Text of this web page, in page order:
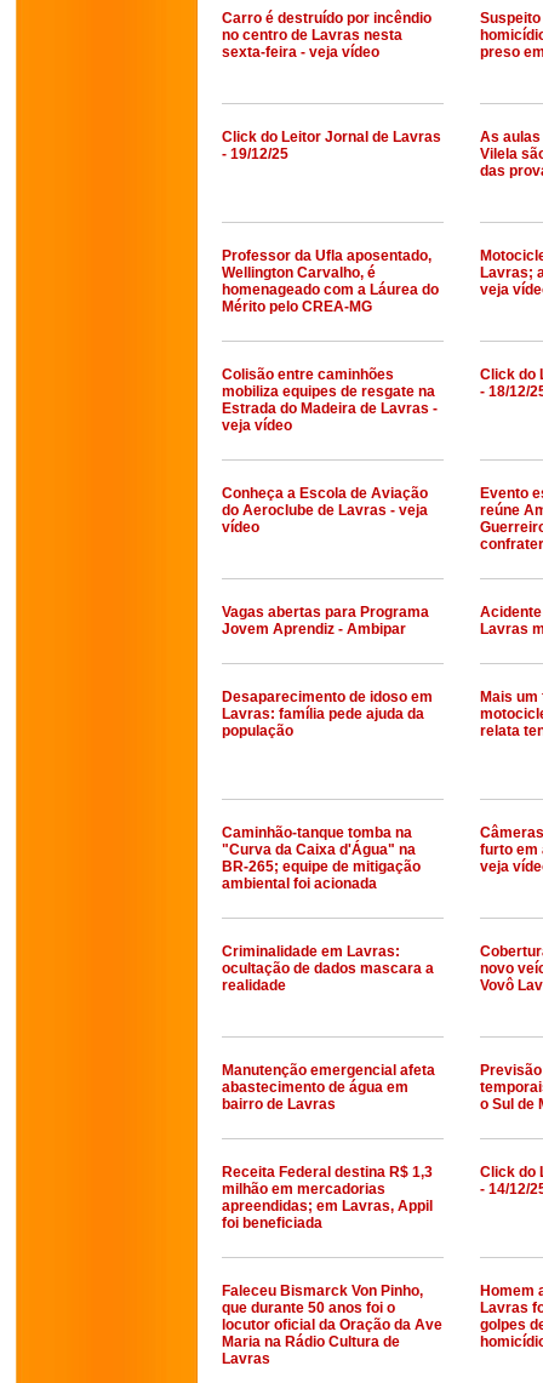
Carro é destruído por incêndio
no centro de Lavras nesta
sexta-feira - veja vídeo
preso
Click do Leitor Jornal de Lavras
- 19/12/25
As
Vilela
das
Professor da Ufla aposentado,
Wellington Carvalho, é
homenageado com a Láurea do
Mérito pelo CREA-MG
Lavras;
veja
Colisão entre caminhões
mobiliza equipes de resgate na
Estrada do Madeira de Lavras -
veja vídeo
Click do
- 18/12/
Conheça a Escola de Aviação
do Aeroclube de Lavras - veja
vídeo
Evento
reúne
Vagas abertas para Programa
Jovem Aprendiz - Ambipar
Lavras
Desaparecimento de idoso em
Lavras: família pede ajuda da
população
Mais
relata
Caminhão-tanque tomba na
"Curva da Caixa d'Água" na
BR-265; equipe de mitigação
ambiental foi acionada
furto em
veja
Criminalidade em Lavras:
ocultação de dados mascara a
realidade
novo
Vovô
Manutenção emergencial afeta
abastecimento de água em
bairro de Lavras
o Sul de
Receita Federal destina R$ 1,3
milhão em mercadorias
apreendidas; em Lavras, Appil
foi beneficiada
Click do
- 14/12/
Faleceu Bismarck Von Pinho,
que durante 50 anos foi o
locutor oficial da Oração da Ave
Maria na Rádio Cultura de
Lavras
Homem
Lavras
golpes